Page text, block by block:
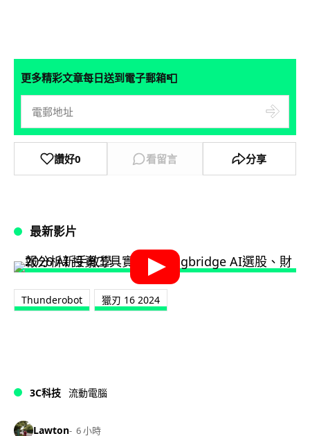
更多精彩文章每日送到電子郵箱📮
讚好0 看留言 分享
最新影片
Thunderobot 獵刃 16 2024
3C科技 流動電腦
Lawton 6 小時